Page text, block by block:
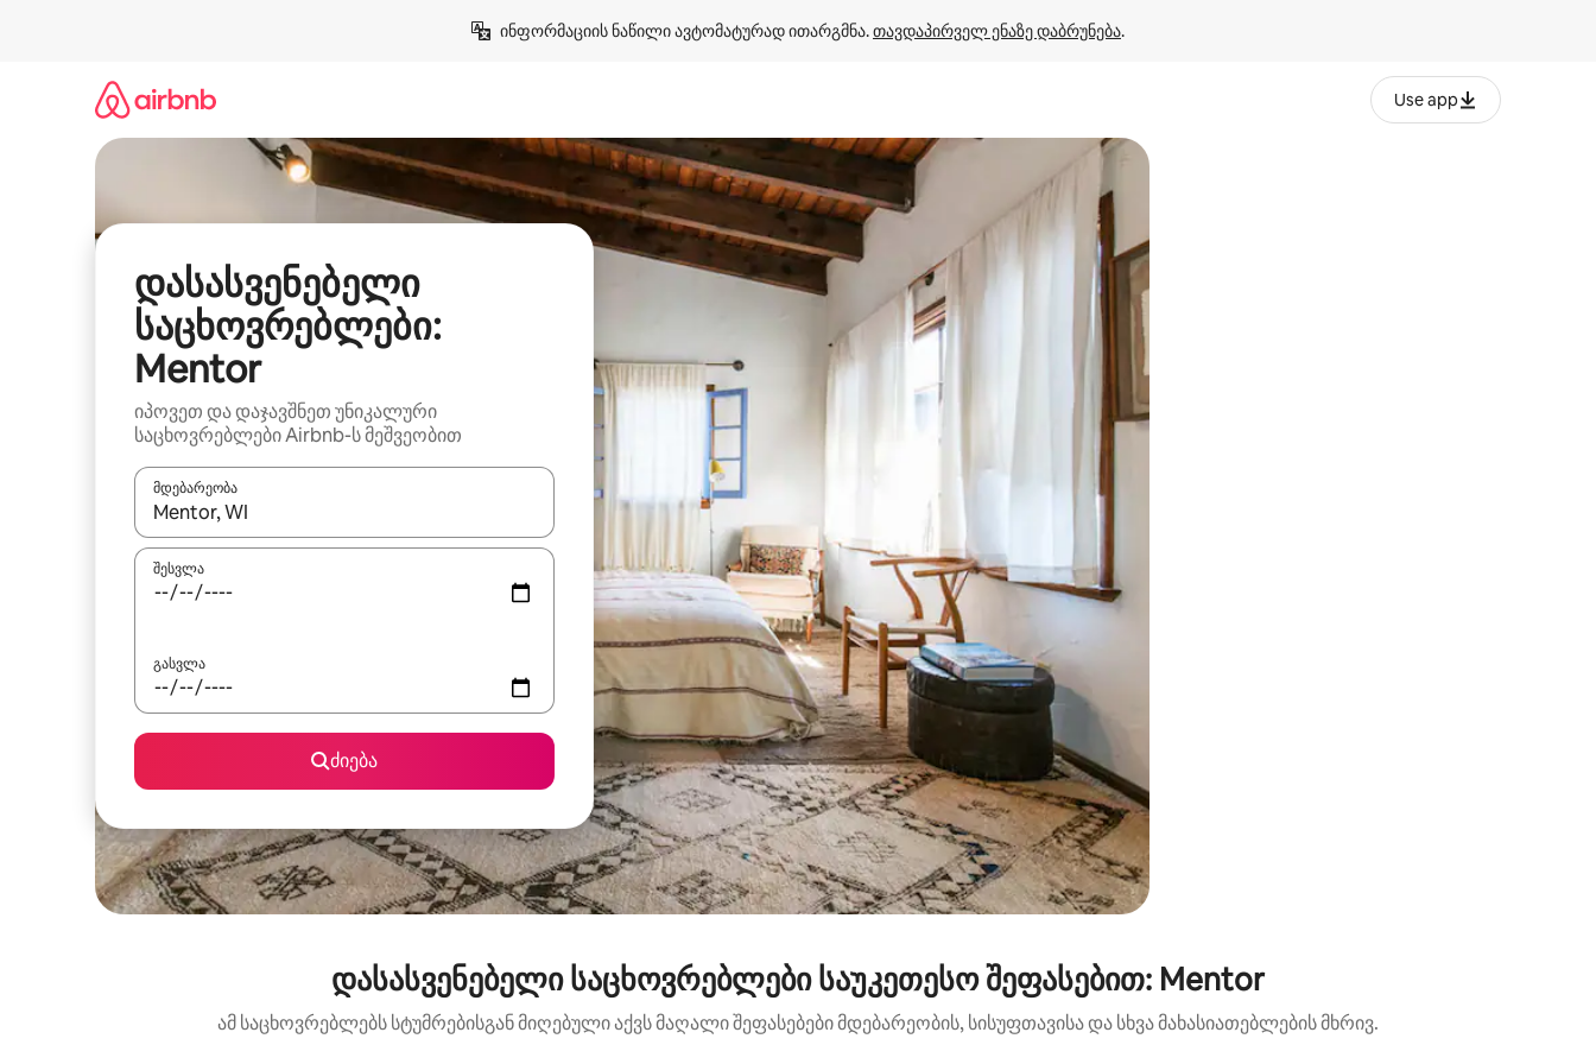
ინფორმაციის ნაწილი ავტომატურად ითარგმნა. თავდაპირველ ენაზე დაბრუნება.
Use app
დასასვენებელი
საცხოვრებლები:
Mentor
იპოვეთ და დაჯავშნეთ უნიკალური
საცხოვრებლები Airbnb-ს მეშვეობით
მდებარეობა
როცა შედეგები ხელმისაწვდომი გახდება, ნავიგაციისთვის გამოიყენეთ კლავიშები ზემოთ/ქვემოთ მიმართული ისრებით ან შეხებისა თუ თითის გასმის ჟესტები.
შესვლა
გასვლა
ძიება
დასასვენებელი საცხოვრებლები საუკეთესო შეფასებით: Mentor
ამ საცხოვრებლებს სტუმრებისგან მიღებული აქვს მაღალი შეფასებები მდებარეობის, სისუფთავისა და სხვა მახასიათებლების მხრივ.